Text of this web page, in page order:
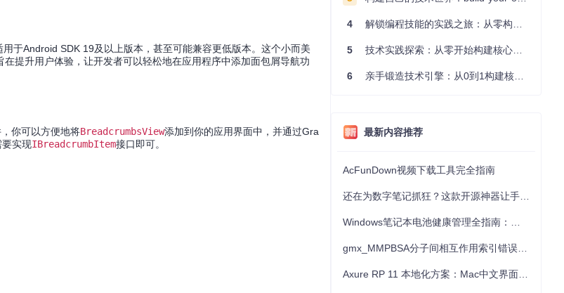
于Android SDK 19及以上版本，甚至可能兼容更低版本。这个小而美
提升用户体验，让开发者可以轻松地在应用程序中添加面包屑导航功
你可以方便地将BreadcrumbsView添加到你的应用界面中，并通过Gra
实现IBreadcrumbItem接口即可。
4 解锁编程技能的实践之旅：从零构建你的技术世界
5 技术实践探索：从零开始构建核心系统的实践指南
6 亲手锻造技术引擎：从0到1构建核心系统的实践指南
最新内容推荐
AcFunDown视频下载工具完全指南